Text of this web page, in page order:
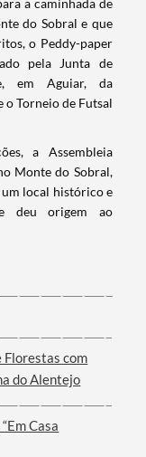
a caminhada de
do Sobral e que
o Peddy-paper
pela Junta de
em Aguiar, da
o Torneio de Futsal
a Assembleia
Monte do Sobral,
local histórico e
deu origem ao
Florestas com
do Alentejo
Casa